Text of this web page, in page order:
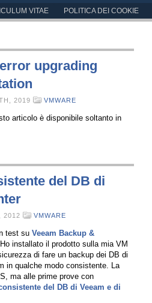
VITAE POLITICA DEI COOKIE
upgrading
2019 VMWARE
articolo è disponibile soltanto in
del DB di
2012 VMWARE
test su Veeam Backup &
installato il prodotto sulla mia VM
di fare un backup dei DB di
in qualche modo consistente. La
ma alle prime prove con
del DB di Veeam e di